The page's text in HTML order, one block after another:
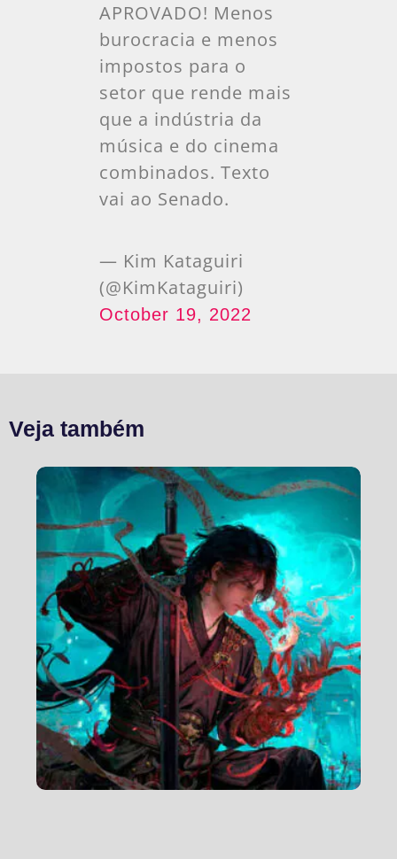
APROVADO! Menos
burocracia e menos
impostos para o
setor que rende mais
que a indústria da
música e do cinema
combinados. Texto
vai ao Senado.
— Kim Kataguiri
(@KimKataguiri)
October 19, 2022
Veja também